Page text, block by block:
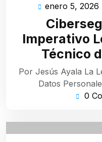
enero 5, 2026
Imperativo
Técnico
Por Jesús Ayala La
Datos
0